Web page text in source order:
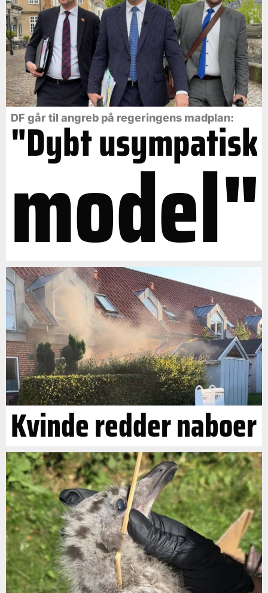
DF går til angreb på regeringens madplan:
"Dybt usympatisk
model"
Kvinde redder naboer